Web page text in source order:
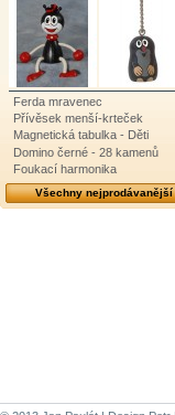
Ferda mravenec
Přívěsek menší-krteček
Magnetická tabulka - Děti
Domino černé - 28 kamenů
Foukací harmonika
Všechny nejprodávanější